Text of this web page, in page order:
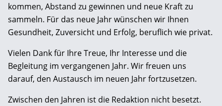
kommen, Abstand zu gewinnen und neue Kraft zu
sammeln. Für das neue Jahr wünschen wir Ihnen
Gesundheit, Zuversicht und Erfolg, beruflich wie privat.
Vielen Dank für Ihre Treue, Ihr Interesse und die
Begleitung im vergangenen Jahr. Wir freuen uns
darauf, den Austausch im neuen Jahr fortzusetzen.
Zwischen den Jahren ist die Redaktion nicht besetzt.